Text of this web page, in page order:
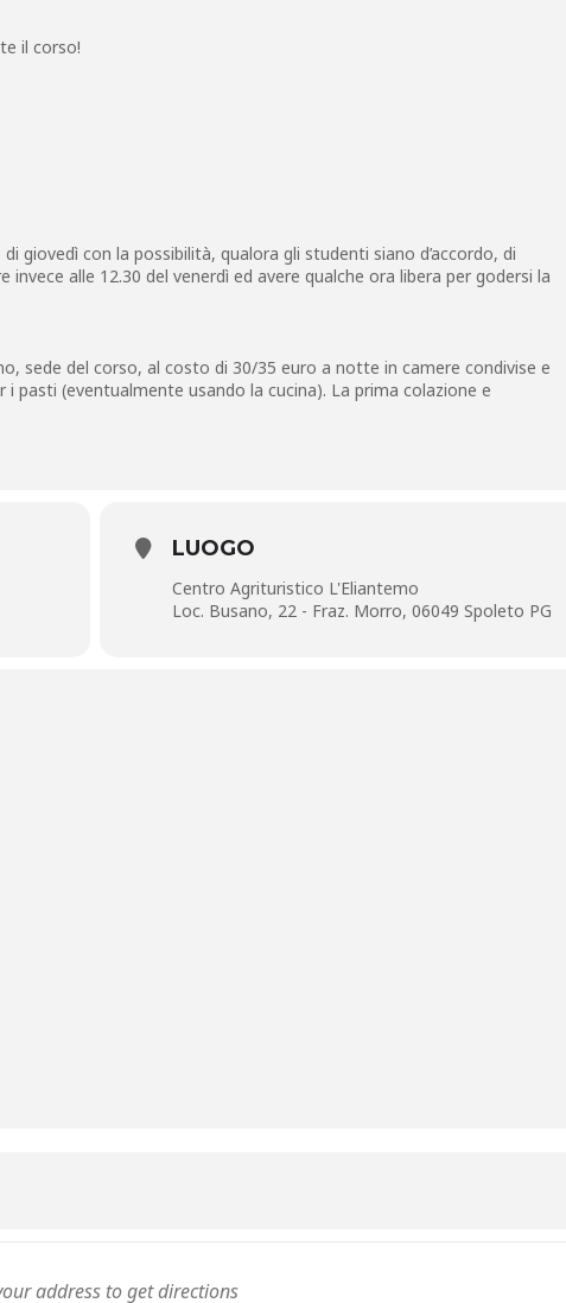
durante il corso!
giovedì con la possibilità, qualora gli studenti siano d’accordo, di
alle 12.30 del venerdì ed avere qualche ora libera per godersi la
sede del corso, al costo di 30/35 euro a notte in camere condivise e
pasti (eventualmente usando la cucina). La prima colazione e
LUOGO
Centro Agrituristico L'Eliantemo
Loc. Busano, 22 - Fraz. Morro, 06049 Spoleto PG